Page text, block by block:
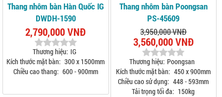
Thang nhôm bàn Hàn Quốc IG
DWDH-1590
2,790,000 VNĐ
Thương hiệu: IG
Kích thước mặt bàn: 300 x 1500mm
Chiều cao thang: 600 - 900mm
Thang nhôm bàn Poongsan
PS-45609
3,950,000 VNĐ
3,560,000 VNĐ
Thương hiệu: Poongsan
Kích thước mặt bàn: 450 x 900mm
Chiều cao sử dụng: 448 - 593mm
Tải trọng tối đa: 150kg